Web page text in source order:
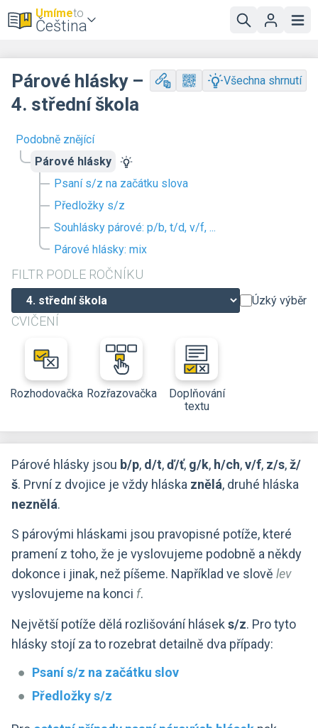
Umímeto
Čeština
Podobně znějící
Párové hlásky
Psaní s/z na začátku slova
Předložky s/z
Souhlásky párové: p/b, t/d, v/f, ...
Párové hlásky: mix
FILTR PODLE ROČNÍKU
Úzký výběr
CVIČENÍ
Rozhodovačka Rozřazovačka
Doplňování
textu
Párové hlásky –
4. střední škola
Všechna shrnutí
Párové hlásky jsou b/p, d/t,ď/ť, g/k, h/ch,v/f, z/s,ž/
š. První z dvojice je vždy hláska znělá, druhé hláska
neznělá.
S párovými hláskami jsou pravopisné potíže, které
pramení z toho, že je vyslovujeme podobně a někdy
dokonce i jinak, než píšeme. Například ve slově lev
vyslovujeme na konci f.
Největší potíže dělá rozlišování hlásek s/z. Pro tyto
hlásky stojí za to rozebrat detailně dva případy:
Psaní s/z na začátku slov
Předložky s/z